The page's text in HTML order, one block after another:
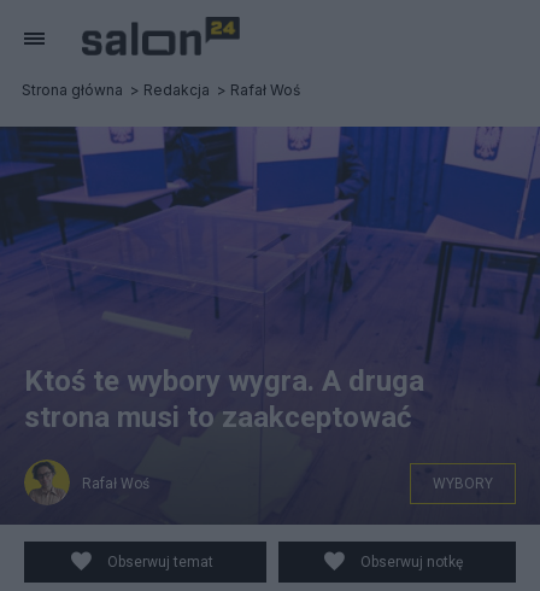
Strona główna Redakcja Rafał Woś
fot. PAP
Ktoś te wybory wygra. A druga
strona musi to zaakceptować
Rafał Woś WYBORY
Obserwuj temat Obserwuj notkę